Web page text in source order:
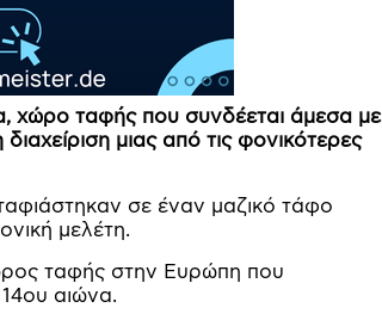
χώρο ταφής που συνδέεται άμεσα με
μιας από τις φονικότερες
σε έναν μαζικό τάφο
μελέτη.
ταφής στην Ευρώπη που
αιώνα.